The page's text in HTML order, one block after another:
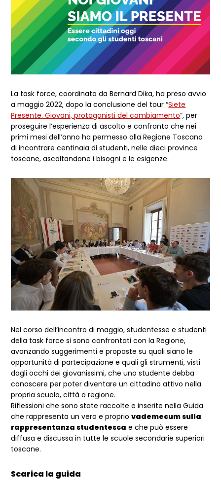
La task force, coordinata da Bernard Dika, ha preso avvio
a maggio 2022, dopo la conclusione del tour “Siete
Presente. Giovani, protagonisti del cambiamento”, per
proseguire l’esperienza di ascolto e confronto che nei
primi mesi dell’anno ha permesso alla Regione Toscana
di incontrare centinaia di studenti, nelle dieci province
toscane, ascoltandone i bisogni e le esigenze.
Nel corso dell’incontro di maggio, studentesse e studenti
della task force si sono confrontati con la Regione,
avanzando suggerimenti e proposte su quali siano le
opportunità di partecipazione e quali gli strumenti, visti
dagli occhi dei giovanissimi, che uno studente debba
conoscere per poter diventare un cittadino attivo nella
propria scuola, città o regione.
Riflessioni che sono state raccolte e inserite nella Guida
che rappresenta un vero e propriovademecum sulla
rappresentanza studentesca e che può essere
diffusa e discussa in tutte le scuole secondarie superiori
toscane.
Scarica la guida